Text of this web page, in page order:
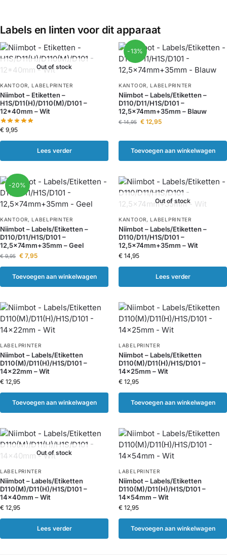
Labels en linten voor dit apparaat
Out of stock
KANTOOR,LABELPRINTER
Niimbot – Etiketten –
H1S/D11(H)/D110(M)/D101 –
12*40mm – Wit
€ 9,95
Lees verder
-13%
KANTOOR,LABELPRINTER
Niimbot – Labels/Etiketten –
D110/D11/H1S/D101 –
12,5x74mm+35mm – Blauw
€14,95 € 12,95
Toevoegen aan winkelwagen
-20%
KANTOOR,LABELPRINTER
Niimbot – Labels/Etiketten –
D110/D11/H1S/D101 –
12,5x74mm+35mm – Geel
€9,95 € 7,95
Toevoegen aan winkelwagen
Out of stock
KANTOOR,LABELPRINTER
Niimbot – Labels/Etiketten –
D110/D11/H1S/D101 –
12,5x74mm+35mm – Wit
€ 14,95
Lees verder
LABELPRINTER
Niimbot – Labels/Etiketten
D110(M)/D11(H)/H1S/D101 –
14x22mm – Wit
€ 12,95
Toevoegen aan winkelwagen
LABELPRINTER
Niimbot – Labels/Etiketten
D110(M)/D11(H)/H1S/D101 –
14x25mm – Wit
€ 12,95
Toevoegen aan winkelwagen
Out of stock
LABELPRINTER
Niimbot – Labels/Etiketten
D110(M)/D11(H)/H1S/D101 –
14x40mm – Wit
€ 12,95
Lees verder
LABELPRINTER
Niimbot – Labels/Etiketten
D110(M)/D11(H)/H1S/D101 –
14x54mm – Wit
€ 12,95
Toevoegen aan winkelwagen